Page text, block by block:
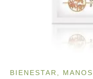
BIENESTAR